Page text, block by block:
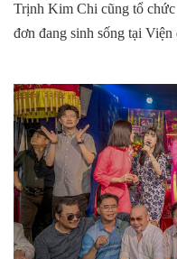
Trịnh Kim Chi cũng tổ chức
đơn đang sinh sống tại